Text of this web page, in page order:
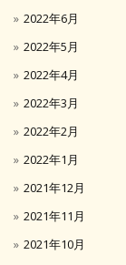
2022年6月
2022年5月
2022年4月
2022年3月
2022年2月
2022年1月
2021年12月
2021年11月
2021年10月